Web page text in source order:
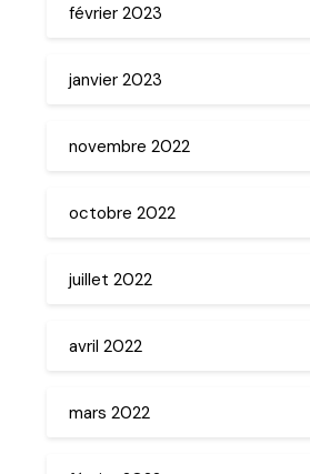
février 2023
janvier 2023
novembre 2022
octobre 2022
juillet 2022
avril 2022
mars 2022